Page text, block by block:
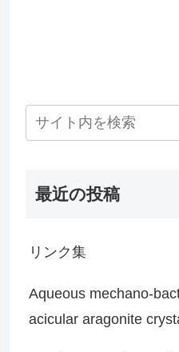
最近の投稿
リンク集
Aqueous mechano-
acicular aragonite